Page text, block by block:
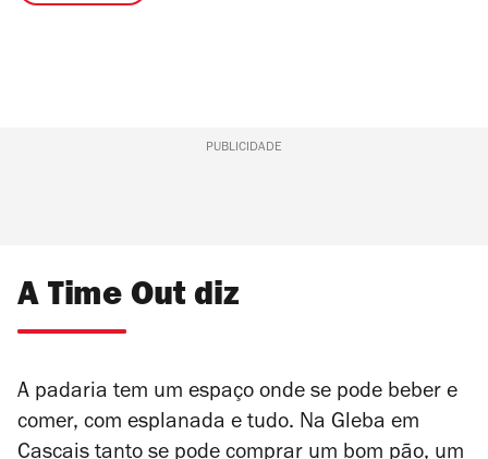
PUBLICIDADE
A Time Out diz
A padaria tem um espaço onde se pode beber e
comer, com esplanada e tudo. Na Gleba em